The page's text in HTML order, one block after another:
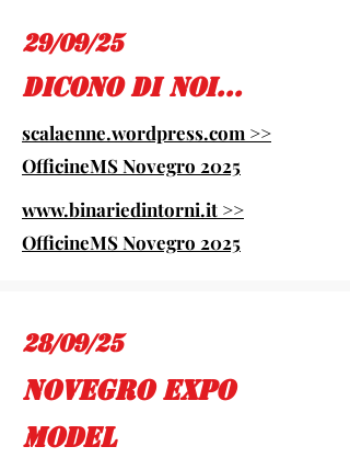
29/09/25
dicono di Noi...
scalaenne.wordpress.com >>
OfficineMS Novegro 2025
www.binariedintorni.it >>
OfficineMS Novegro 2025
28/09/25
novegro expo
model